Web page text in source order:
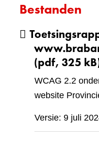
Bestanden
(pdf, 325
WCAG 2.2
website
Versie: 9 juli